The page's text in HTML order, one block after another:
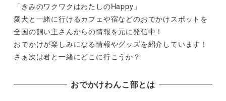
「きみのワクワクはわたしのHappy」
愛犬と一緒に行けるカフェや宿などのおでかけスポットを
全国の飼い主さんからの情報を元に発信中！
おでかけが楽しみになる情報やグッズを紹介しています！
さぁ次は君と一緒にどこに行こうか？
おでかけわんこ部とは